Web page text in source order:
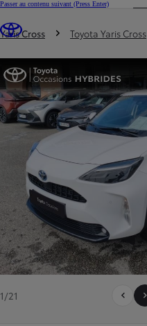
Passer au contenu suivant (Press Enter)
Trouvez un partenaire Toyota
Vous êtes ici
Yaris Cross Toyota Yaris Cross
1/21